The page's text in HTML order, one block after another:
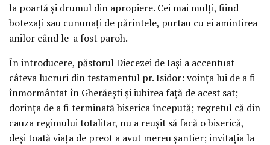
la poartă şi drumul din apropiere. Cei mai mulţi, fiind
botezaţi sau cununaţi de părintele, purtau cu ei amintirea
anilor când le-a fost paroh.
În introducere, păstorul Diecezei de Iaşi a accentuat
câteva lucruri din testamentul pr. Isidor: voinţa lui de a fi
înmormântat în Gherăeşti şi iubirea faţă de acest sat;
dorinţa de a fi terminată biserica începută; regretul că din
cauza regimului totalitar, nu a reuşit să facă o biserică,
deşi toată viaţa de preot a avut mereu şantier; invitaţia la